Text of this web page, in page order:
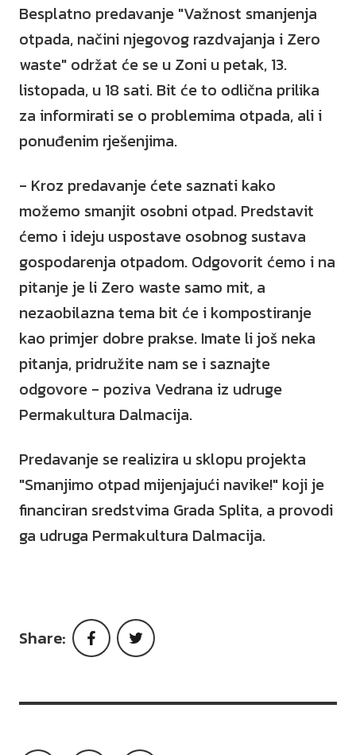
Besplatno predavanje "Važnost smanjenja
otpada, načini njegovog razdvajanja i Zero
waste" održat će se u Zoni u petak, 13.
listopada, u 18 sati. Bit će to odlična prilika
za informirati se o problemima otpada, ali i
ponuđenim rješenjima.
- Kroz predavanje ćete saznati kako
možemo smanjit osobni otpad. Predstavit
ćemo i ideju uspostave osobnog sustava
gospodarenja otpadom. Odgovorit ćemo i na
pitanje je li Zero waste samo mit, a
nezaobilazna tema bit će i kompostiranje
kao primjer dobre prakse. Imate li još neka
pitanja, pridružite nam se i saznajte
odgovore - poziva Vedrana iz udruge
Permakultura Dalmacija.
Predavanje se realizira u sklopu projekta
"Smanjimo otpad mijenjajući navike!" koji je
financiran sredstvima Grada Splita, a provodi
ga udruga Permakultura Dalmacija.
Share: Facebook